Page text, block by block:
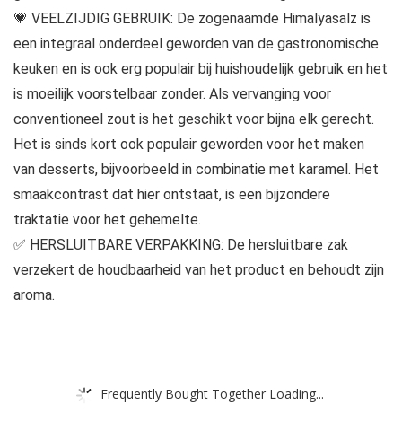
💗 VEELZIJDIG GEBRUIK: De zogenaamde Himalyasalz is
een integraal onderdeel geworden van de gastronomische
keuken en is ook erg populair bij huishoudelijk gebruik en het
is moeilijk voorstelbaar zonder. Als vervanging voor
conventioneel zout is het geschikt voor bijna elk gerecht.
Het is sinds kort ook populair geworden voor het maken
van desserts, bijvoorbeeld in combinatie met karamel. Het
smaakcontrast dat hier ontstaat, is een bijzondere
traktatie voor het gehemelte.
✅ HERSLUITBARE VERPAKKING: De hersluitbare zak
verzekert de houdbaarheid van het product en behoudt zijn
aroma.
Frequently Bought Together Loading...